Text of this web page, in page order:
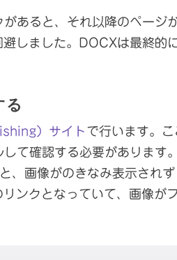
あると、それ以降のページ
しました。DOCXは最終的
る
）サイト で行います。
して確認する必要がありま
、画像がのきなみ表示され
ンクとなっていて、画像が